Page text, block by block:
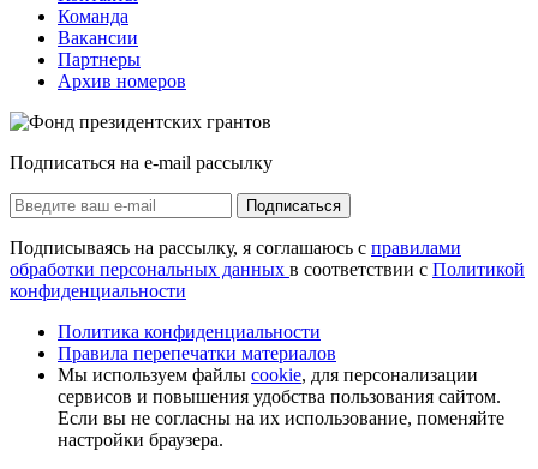
Команда
Вакансии
Партнеры
Архив номеров
Подписаться на e-mail рассылку
Подписаться
Подписываясь на рассылку, я соглашаюсь с правилами
обработки персональных данных в соответствии с Политикой
конфиденциальности
Политика конфиденциальности
Правила перепечатки материалов
Мы используем файлы cookie, для персонализации
сервисов и повышения удобства пользования сайтом.
Если вы не согласны на их использование, поменяйте
настройки браузера.